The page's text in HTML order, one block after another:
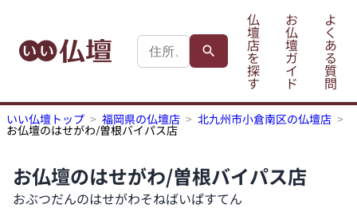
仏
壇
店
を
探
す
お
仏
壇
ガ
イ
ド
よ
く
あ
る
質
問
いい仏壇トップ 福岡県の仏壇店 北九州市小倉南区の仏壇店
お仏壇のはせがわ/曽根バイパス店
お仏壇のはせがわ/曽根バイパス店
おぶつだんのはせがわそねばいぱすてん